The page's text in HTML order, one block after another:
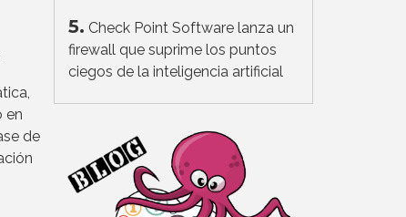
en
de
5. Check Point Software lanza un
firewall que suprime los puntos
ciegos de la inteligencia artificial